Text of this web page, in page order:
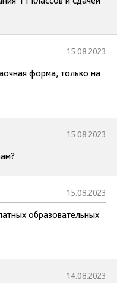
15.08.2023
форма, только на
15.08.2023
15.08.2023
образовательных
14.08.2023